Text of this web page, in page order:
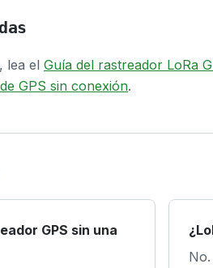
lea el Guía del rastreador LoRa
GPS sin conexión.
GPS sin una